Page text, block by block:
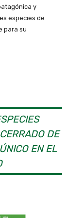
y
especies de
para su
DE
EN EL